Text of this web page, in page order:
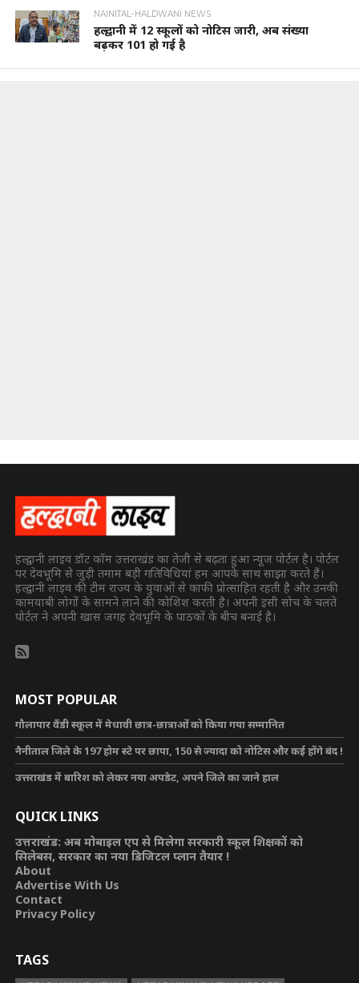
NAINITAL-HALDWANI NEWS
हल्द्वानी में 12 स्कूलों को नोटिस जारी, अब संख्या
बढ़कर 101 हो गई है
हल्द्वानी लाइव डॉट कॉम उत्तराखंड का तेजी से बढ़ता हुआ न्यूज पोर्टल है। पोर्टल
पर देवभूमि से जुड़ी तमाम बड़ी गतिविधियां हम आपके साथ साझा करते हैं।
हल्द्वानी लाइव की टीम राज्य के युवाओं से काफी प्रोत्साहित रहती है और उनकी
कामयाबी लोगों के सामने लाने की कोशिश करती है। अपनी इसी सोच के चलते
पोर्टल ने अपनी खास जगह देवभूमि के पाठकों के बीच बनाई है।
MOST POPULAR
गौलापार वैंडी स्कूल में मेधावी छात्र-छात्राओं को किया गया सम्मानित
नैनीताल जिले के 197 होम स्टे पर छापा, 150 से ज्यादा को नोटिस और कई होंगे बंद !
उत्तराखंड में बारिश को लेकर नया अपडेट, अपने जिले का जाने हाल
QUICK LINKS
उत्तराखंड: अब मोबाइल एप से मिलेगा सरकारी स्कूल शिक्षकों को
सिलेबस, सरकार का नया डिजिटल प्लान तैयार !
About
Advertise With Us
Contact
Privacy Policy
TAGS